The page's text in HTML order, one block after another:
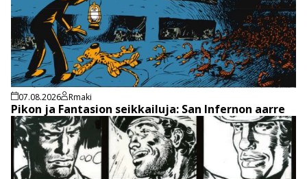
07.08.2026 Rmaki
Pikon ja Fantasion seikkailuja: San Infernon aarre